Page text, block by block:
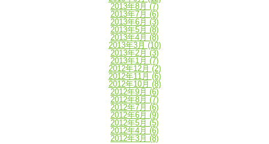
2013年8月 (7)
2013年7月 (6)
2013年6月 (3)
2013年5月 (8)
2013年4月 (8)
2013年3月 (10)
2013年2月 (3)
2013年1月 (7)
2012年12月 (2)
2012年11月 (6)
2012年10月 (8)
2012年9月 (6)
2012年8月 (7)
2012年7月 (6)
2012年6月 (9)
2012年5月 (5)
2012年4月 (6)
2012年3月 (8)